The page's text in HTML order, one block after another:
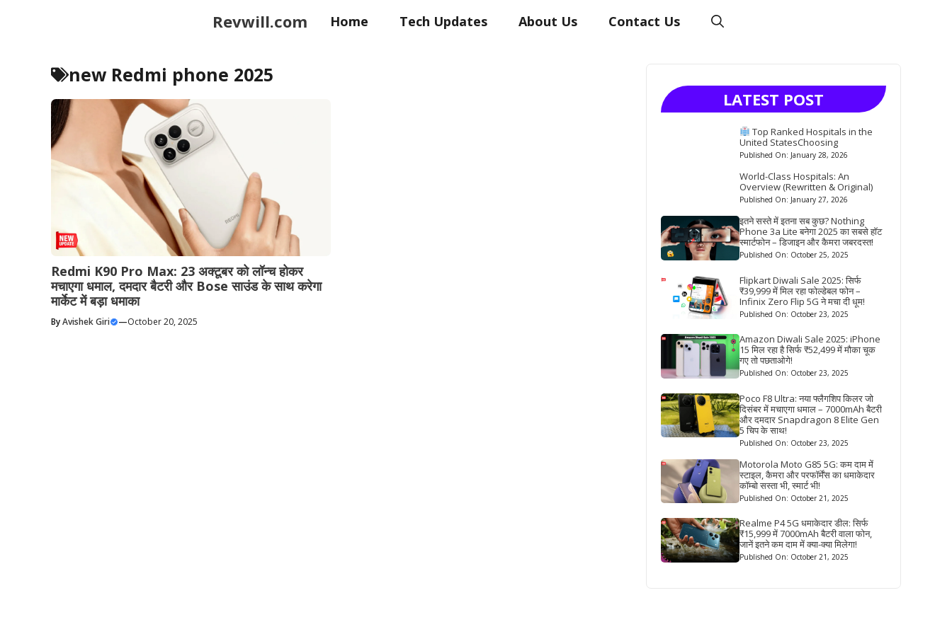
Revwill.com Home Tech Updates About Us Contact Us
new Redmi phone 2025
Redmi K90 Pro Max: 23 अक्टूबर को लॉन्च होकर
मचाएगा धमाल, दमदार बैटरी और Bose साउंड के साथ करेगा
मार्केट में बड़ा धमाका
ByAvishek Giri —October 20, 2025
LATEST POST
Top Ranked Hospitals in the
United StatesChoosing
Published On: January 28, 2026
World-Class Hospitals: An
Overview (Rewritten & Original)
Published On: January 27, 2026
इतने सस्ते में इतना सब कुछ? Nothing
Phone 3a Lite बनेगा 2025 का सबसे हॉट
स्मार्टफोन – डिजाइन और कैमरा जबरदस्त!
Published On: October 25, 2025
Flipkart Diwali Sale 2025: सिर्फ
₹39,999 में मिल रहा फोल्डेबल फोन –
Infinix Zero Flip 5G ने मचा दी धूम!
Published On: October 23, 2025
Amazon Diwali Sale 2025: iPhone
15 मिल रहा है सिर्फ ₹52,499 में मौका चूक
गए तो पछताओगे!
Published On: October 23, 2025
Poco F8 Ultra: नया फ्लैगशिप किलर जो
दिसंबर में मचाएगा धमाल – 7000mAh बैटरी
और दमदार Snapdragon 8 Elite Gen
5 चिप के साथ!
Published On: October 23, 2025
Motorola Moto G85 5G: कम दाम में
स्टाइल, कैमरा और परफॉर्मेंस का धमाकेदार
कॉम्बो सस्ता भी, स्मार्ट भी!
Published On: October 21, 2025
Realme P4 5G धमाकेदार डील: सिर्फ
₹15,999 में 7000mAh बैटरी वाला फोन,
जानें इतने कम दाम में क्या-क्या मिलेगा!
Published On: October 21, 2025